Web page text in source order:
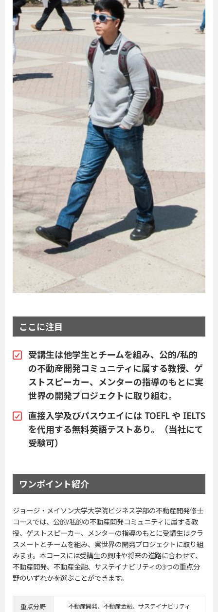
ここに注目
受講生は他学生とチームを組み、公的/私的
の不動産開発コミュニティに属する教授、ゲ
ストスピーカー、メンターの指導のもとに実
世界の開発プロジェクトに取り組む。
直接入学及びパスウエイには TOEFL や IELTS
を代用する無料英語テストあり。（当社にて
受験可）
ワンポイント紹介
ジョージ・メイソン大学大学院ビジネス学部の不動産開発修士
コースでは、公的/私的の不動産開発コミュニティに属する教
授、ゲストスピーカー、メンターの指導のもとに受講生はクラ
スメートとチームを組み、実世界の開発プロジェクトに取り組
みます。本コースには受講生の興味や将来の進路に合わせて、
不動産開発、不動産金融、サステイナビリティの3つの重点分
野のいずれかを選ぶことができます。
重点分野 不動産開発、不動産金融、サステイナビリティ